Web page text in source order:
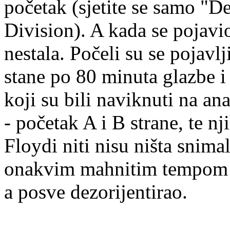
početak (sjetite se samo
Division). A kada se
nestala. Počeli su se
stane po 80 minuta glazbe
koji su bili naviknuti na
- početak A i B strane, te
Floydi niti nisu ništa
onakvim mahnitim
a posve dezorijentirao.